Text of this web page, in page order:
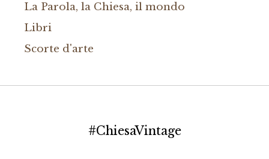
La Parola, la Chiesa, il mondo
Libri
Scorte d'arte
#ChiesaVintage